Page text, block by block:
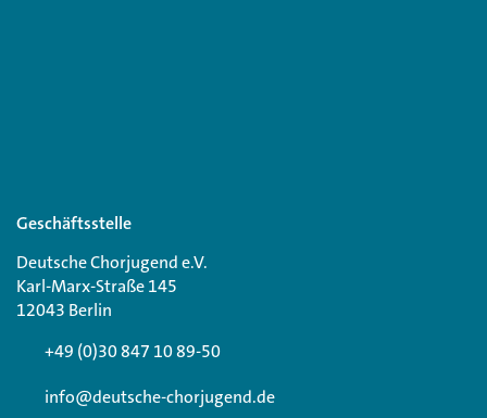
Geschäftsstelle
Deutsche Chorjugend e.V.
Karl-Marx-Straße 145
12043 Berlin
+49 (0)30 847 10 89-50
info@deutsche-chorjugend.de